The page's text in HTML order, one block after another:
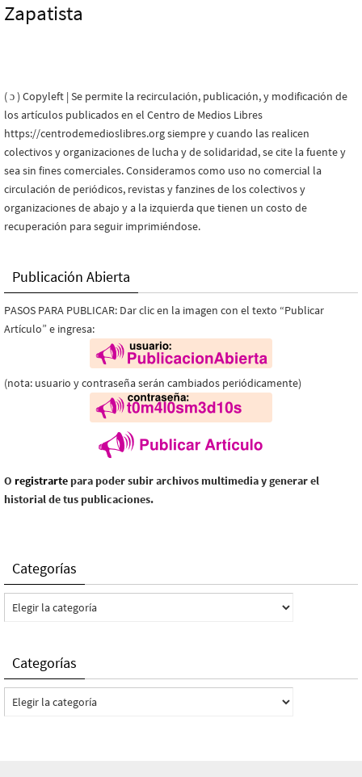
Zapatista
( ɔ ) Copyleft | Se permite la recirculación, publicación, y modificación de
los artículos publicados en el Centro de Medios Libres
https://centrodemedioslibres.org siempre y cuando las realicen
colectivos y organizaciones de lucha y de solidaridad, se cite la fuente y
sea sin fines comerciales. Consideramos como uso no comercial la
circulación de periódicos, revistas y fanzines de los colectivos y
organizaciones de abajo y a la izquierda que tienen un costo de
recuperación para seguir imprimiéndose.
Publicación Abierta
PASOS PARA PUBLICAR: Dar clic en la imagen con el texto “Publicar
Artículo” e ingresa:
(nota: usuario y contraseña serán cambiados periódicamente)
O registrarte para poder subir archivos multimedia y generar el
historial de tus publicaciones.
Categorías
Categorías
Categorías
Categorías